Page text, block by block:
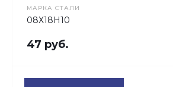
МАРКА СТАЛИ
08Х18H10
47 руб.